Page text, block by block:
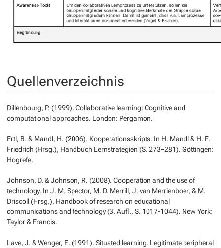
Quellenverzeichnis
Dillenbourg, P. (1999). Collaborative learning: Cognitive and
computational approaches. London: Pergamon.
Ertl, B. & Mandl, H. (2006). Kooperationsskripts. In H. Mandl & H. F.
Friedrich (Hrsg.), Handbuch Lernstrategien (S. 273−281). Göttingen:
Hogrefe.
Johnson, D. & Johnson, R. (2008). Cooperation and the use of
technology. In J. M. Spector, M. D. Merrill, J. van Merrienboer, & M.
Driscoll (Hrsg.), Handbook of research on educational
communications and technology(3. Aufl., S. 1017-1044). New York:
Taylor & Francis.
Lave, J. & Wenger, E. (1991). Situated learning. Legitimate peripheral